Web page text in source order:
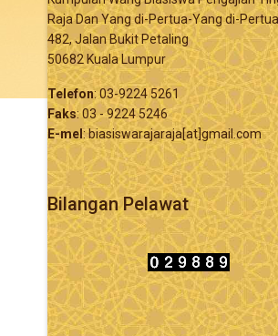
Raja Dan Yang di-Pertua-Yang di-
482, Jalan Bukit Petaling
50682 Kuala Lumpur
Telefon: 03-9224 5261
Faks: 03 - 9224 5246
E-mel: biasiswarajaraja[at]gmail.com
Bilangan Pelawat